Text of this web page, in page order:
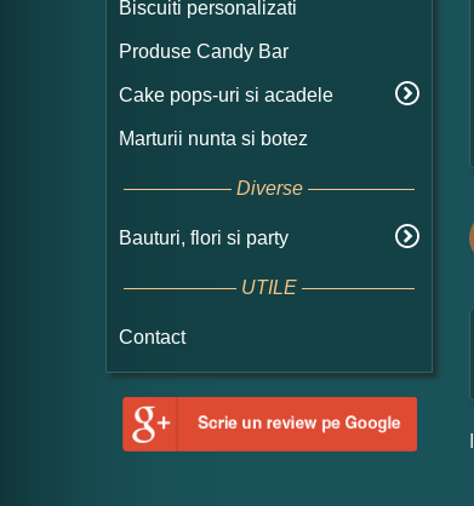
Biscuiti personalizati
Produse Candy Bar
Cake pops-uri si acadele
Marturii nunta si botez
Diverse
Bauturi, flori si party
UTILE
Contact